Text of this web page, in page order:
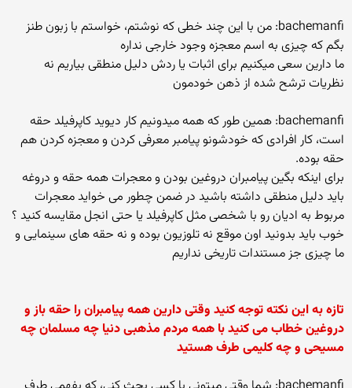
bachemanfi: من با این چند خطی که نوشتم، خواستم با زبون طنز
بگم که چیزی به اسم معجزه وجود خارجی نداره
ما دارین سعی میکنیم برای اثبات یا ردش دلیل منطقی بیاریم نه
نظریات ترشح شده از ذهن خودمون
bachemanfi: همین طور که همه میدونیم کار دیوید کاپرفیلد حقه
است، کار افرادی که خودشونو پیامبر معرفی کردن و معجزه کردن هم
حقه بوده.
برای اینکه بگین پیامبران دروغین بودن و معجرات همه حقه و دروغه
باید دلیل منطقی داشته باشید در ضمن چطور می خواید معجرات
مربوط به ادیان رو با شخصی مثل کاپرفیلد یا حتی انجل مقایسه کنید ؟
خوب باید بدونید اون موقع نه تلوزیون بوده و نه حقه های سینمایی و
ما چیزی جز مستندات تاریخی نداریم
تازه به این نکته توجه کنید وقتی دارین همه پیامبران را حقه باز و
دروغین خطاب می کنید با همه مردم مذهبی دنیا چه مسلمان چه
مسیحی و چه کلیمی طرف هستید